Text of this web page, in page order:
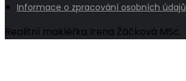
Informace o zpracování osobních údajů
Realitní makléřka Irena Žáčková MSc.